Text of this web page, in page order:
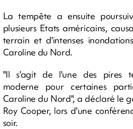
La tempête a ensuite
plusieurs Etats américains,
terrain et d'intenses
Caroline du Nord.
"Il s'agit de l'une des pires
moderne pour certaines
Caroline du Nord", a déclaré le
Roy Cooper, lors d'une
soir.